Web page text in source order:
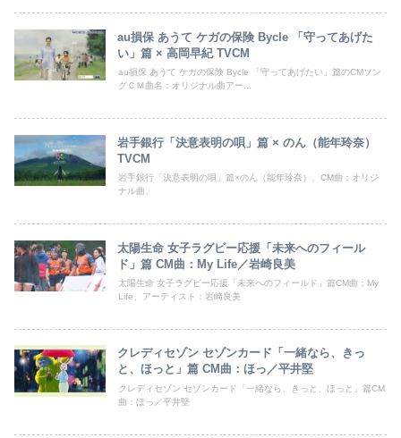
au損保 あうて ケガの保険 Bycle 「守ってあげた
い」篇 × 高岡早紀 TVCM
au損保 あうて ケガの保険 Bycle 「守ってあげたい」篇のCMソン
グＣＭ曲名：オリジナル曲アー...
岩手銀行「決意表明の唄」篇 × のん（能年玲奈）
TVCM
岩手銀行「決意表明の唄」篇×のん（能年玲奈）、CM曲：オリジ
ナル曲、
太陽生命 女子ラグビー応援「未来へのフィール
ド」篇 CM曲：My Life／岩崎良美
太陽生命 女子ラグビー応援「未来へのフィールド」篇CM曲：My
Life、アーティスト：岩崎良美
クレディセゾン セゾンカード「一緒なら、きっ
と、ほっと」篇 CM曲：ほっ／平井堅
クレディセゾン セゾンカード「一緒なら、きっと、ほっと」篇CM
曲：ほっ／平井堅